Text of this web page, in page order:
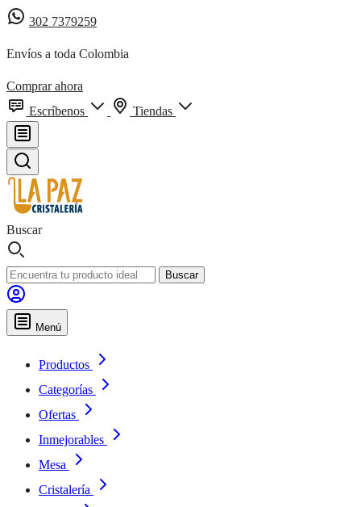
302 7379259
Envíos a toda Colombia
Comprar ahora
Escríbenos
Tiendas
Buscar
Buscar
Menú
Productos
Categorías
Ofertas
Inmejorables
Mesa
Cristalería